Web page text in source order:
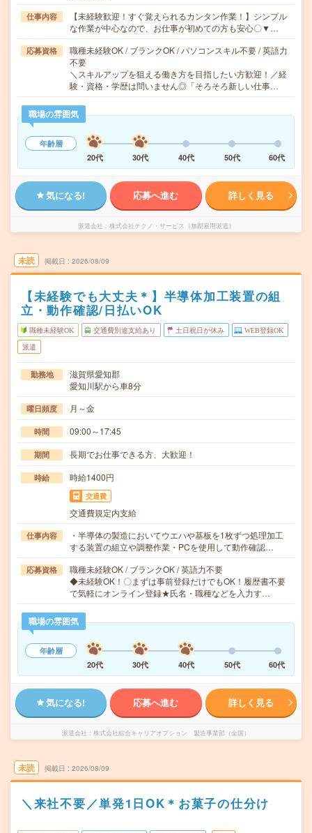
仕事内容
【未経験歓迎！すぐ覚えられるカンタン作業！】シンプル
な作業が中心なので、お仕事が初めての方も安心〇▼…
応募資格
職種未経験OK / ブランクOK / パソコンスキル不要 / 英語力
不要
＼スキルアップを狙える働き方を目指したい方歓迎！／経
験・資格・学歴は問いません◎「そろそろ新しい仕事…
職場の雰囲気
年齢層
20代
30代 40代 50代 60代
気になる! 応募へ進む 詳しく見る
派遣会社 株式会社テクノ・サービス（無期雇用派遣）
未読 掲載日 2026/08/09
【未経験でも大丈夫＊】半導体加工装置の組
立・動作確認/日払いOK
職種未経験OK 交通費別途支給あり 土日祝日が休み WEB登録OK
派遣
勤務地
滋賀県愛知郡
愛知川駅から車8分
曜日頻度 月～金
時間 09:00～17:45
期間 長期でお仕事できる方、大歓迎！
時給 時給1400円
交通費
交通費規定内支給
仕事内容
・半導体の製造においてウエハや基板を1枚ずつ処理加工
する装置の組立や調整作業・PCを使用して動作確認…
応募資格
職種未経験OK / ブランクOK / 英語力不要
◆未経験OK！〇まずは事前登録だけでもOK！履歴書不要
で気軽にオンライン登録★氏名・職種などを入力す…
職場の雰囲気
年齢層
20代
30代 40代 50代 60代
気になる! 応募へ進む 詳しく見る
派遣会社 株式会社綜合キャリアオプション 製造事業部（全国）
未読 掲載日 2026/08/09
＼来社不要／単発1日OK＊お菓子の仕分け